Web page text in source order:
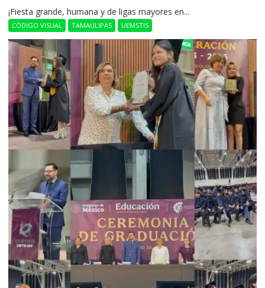
​¡Fiesta grande, humana y de ligas mayores en...
CÓDIGO VISUAL TAMAULIPAS UEMSTIS